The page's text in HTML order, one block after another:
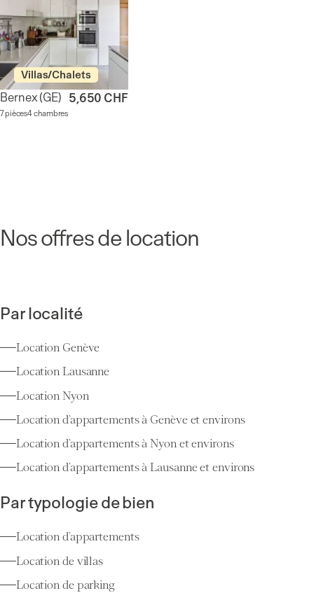
Villas/Chalets
Bernex(GE)
7 pièces4 chambres
5,650 CHF
Nos offres de location
Par localité
Location Genève
Location Lausanne
Location Nyon
Location d’appartements à Genève et environs
Location d’appartements à Nyon et environs
Location d’appartements à Lausanne et environs
Par typologie de bien
Location d’appartements
Location de villas
Location de parking